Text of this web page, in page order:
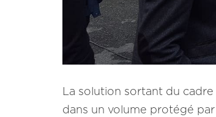
La solution sortant du
dans un volume protégé